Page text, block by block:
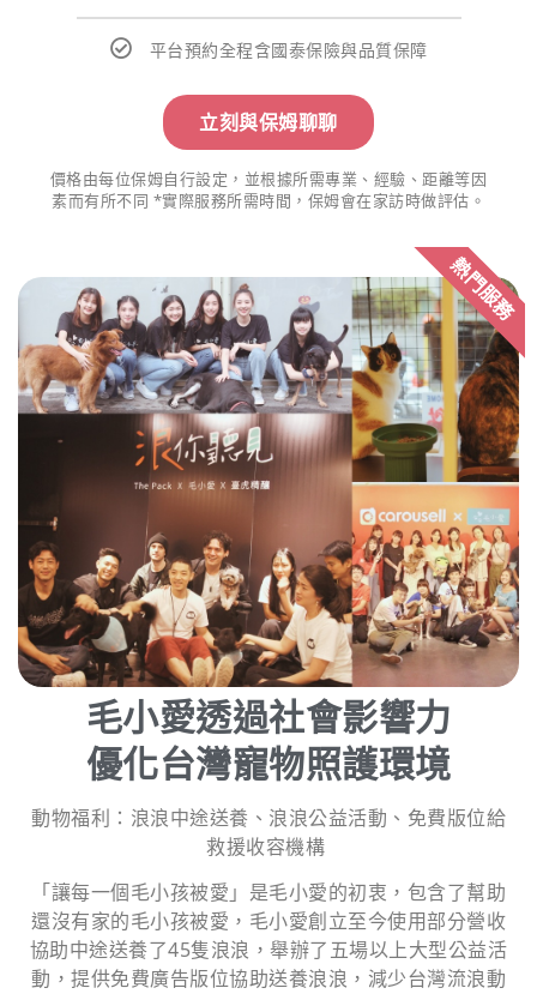
平台預約全程含國泰保險與品質保障
立刻與保姆聊聊
價格由每位保姆自行設定，並根據所需專業、經驗、距離等因
素而有所不同 *實際服務所需時間，保姆會在家訪時做評估。
熱門服務
毛小愛透過社會影響力
優化台灣寵物照護環境
動物福利：浪浪中途送養、浪浪公益活動、免費版位給
救援收容機構
「讓每一個毛小孩被愛」是毛小愛的初衷，包含了幫助
還沒有家的毛小孩被愛，毛小愛創立至今使用部分營收
協助中途送養了45隻浪浪，舉辦了五場以上大型公益活
動，提供免費廣告版位協助送養浪浪，減少台灣流浪動